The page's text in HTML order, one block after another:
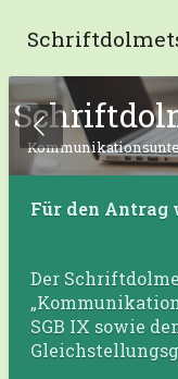
Hauptinhalt
springen
Für den
Der
SGB IX sowie